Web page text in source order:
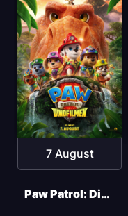
7 August
Paw Patrol: Dinofilmen